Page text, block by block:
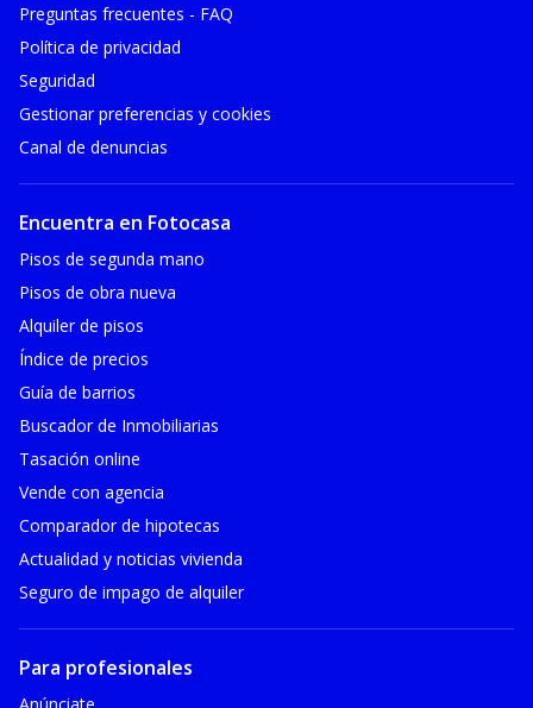
Preguntas frecuentes - FAQ
Política de privacidad
Seguridad
Gestionar preferencias y cookies
Canal de denuncias
Encuentra en Fotocasa
Pisos de segunda mano
Pisos de obra nueva
Alquiler de pisos
Índice de precios
Guía de barrios
Buscador de Inmobiliarias
Tasación online
Vende con agencia
Comparador de hipotecas
Actualidad y noticias vivienda
Seguro de impago de alquiler
Para profesionales